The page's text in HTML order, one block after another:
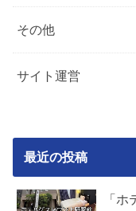
その他
サイト運営
最近の投稿
「